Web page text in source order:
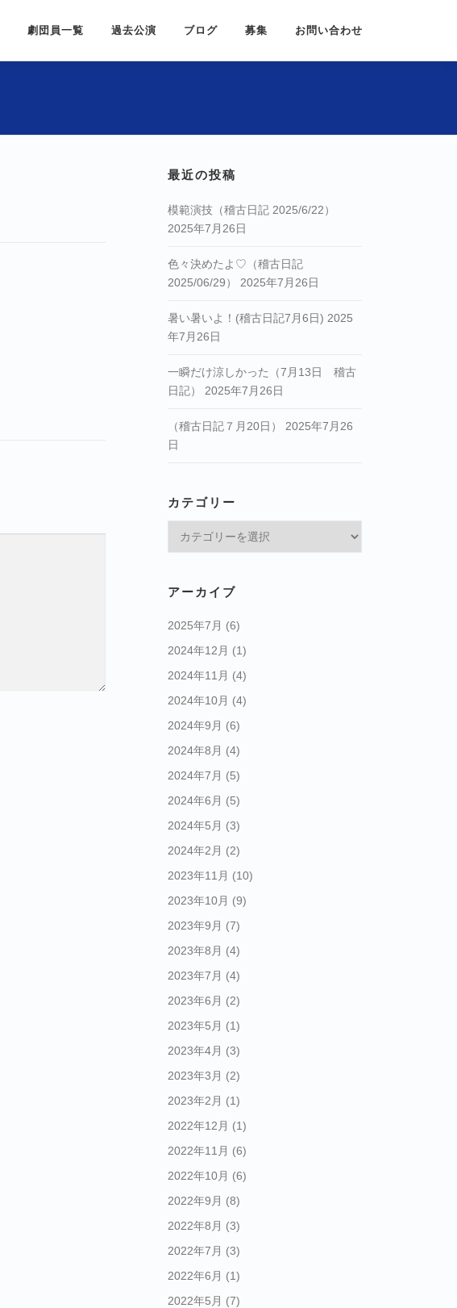
劇団員一覧 過去公演 ブログ 募集 お問い合わせ
最近の投稿
模範演技（稽古日記 2025/6/22）
2025年7月26日
色々決めたよ♡（稽古日記
2025/06/29）
2025年7月26日
暑い暑いよ！(稽古日記7月6日) 2025
年7月26日
一瞬だけ涼しかった（7月13日 稽古
日記）
2025年7月26日
（稽古日記７月20日）
2025年7月26
日
カテゴリー
アーカイブ
2025年7月 (6)
2024年12月 (1)
2024年11月 (4)
2024年10月 (4)
2024年9月 (6)
2024年8月 (4)
2024年7月 (5)
2024年6月 (5)
2024年5月 (3)
2024年2月 (2)
2023年11月 (10)
2023年10月 (9)
2023年9月 (7)
2023年8月 (4)
2023年7月 (4)
2023年6月 (2)
2023年5月 (1)
2023年4月 (3)
2023年3月 (2)
2023年2月 (1)
2022年12月 (1)
2022年11月 (6)
2022年10月 (6)
2022年9月 (8)
2022年8月 (3)
2022年7月 (3)
2022年6月 (1)
2022年5月 (7)